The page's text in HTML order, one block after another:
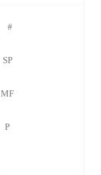
#
SP
MF
P